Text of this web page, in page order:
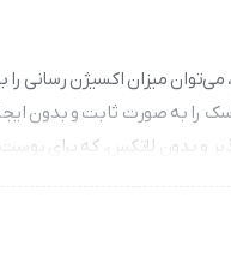
میزان اکسیژن رسانی را
را به صورت ثابت و بدون
و بدون لاتکس، که برای